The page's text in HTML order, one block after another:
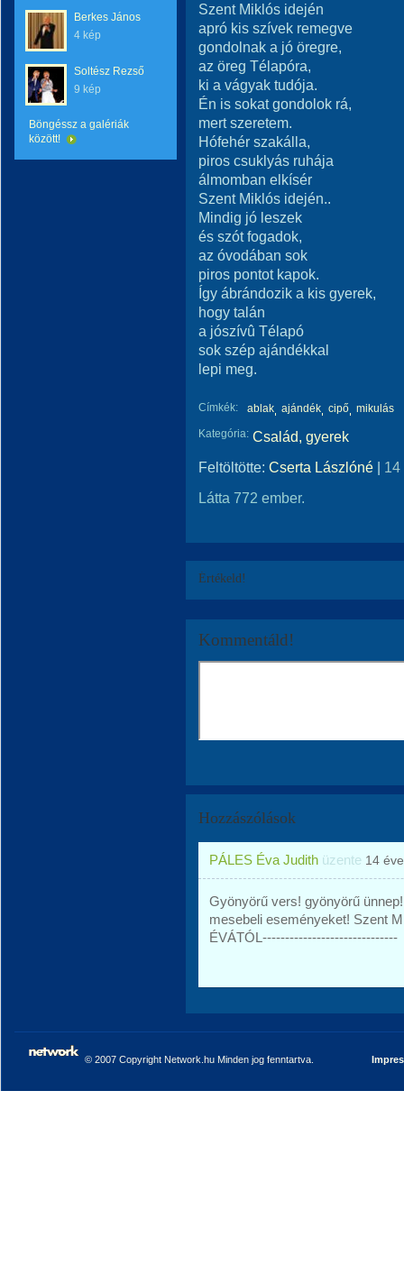
Berkes János
4 kép
Soltész Rezső
9 kép
Böngéssz a galériák
között!
Szent Miklós idején
apró kis szívek remegve
gondolnak a jó öregre,
az öreg Télapóra,
ki a vágyak tudója.
Én is sokat gondolok rá,
mert szeretem.
Hófehér szakálla,
piros csuklyás ruhája
álmomban elkísér
Szent Miklós idején..
Mindig jó leszek
és szót fogadok,
az óvodában sok
piros pontot kapok.
Így ábrándozik a kis gyerek,
hogy talán
a jószívû Télapó
sok szép ajándékkal
lepi meg.
Címkék: ablak ajándék cipő mikulás
Kategória: Család, gyerek
Feltöltötte: Cserta Lászlóné | 14
Látta 772 ember.
Értékeld!
Kommentáld!
Hozzászólások
PÁLES Éva Judith üzente 14 éve
Gyönyörű vers! gyönyörű
mesebeli eseményeket! Szent
ÉVÁTÓL------------------------------
© 2007 Copyright Network.hu Minden jog fenntartva.